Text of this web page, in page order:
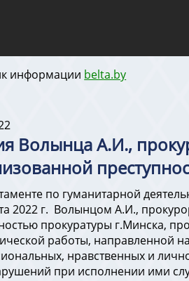
информации belta.by
Волынца А.И.,
по гуманитарной
2022 г. Волынцом А.И.,
прокуратуры г.Минска,
работы, направленной
нравственных и
при исполнении ими